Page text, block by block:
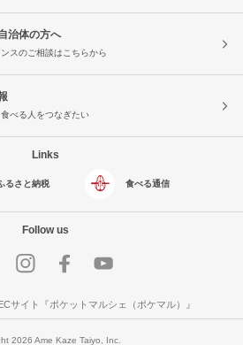
治体の方へ
スのご相談はこちらから
べる人をつなぎたい
Links
るさと納税 食べる通信
Follow us
サイト『ポケットマルシェ（ポケマル）』
2026 Ame Kaze Taiyo, Inc.